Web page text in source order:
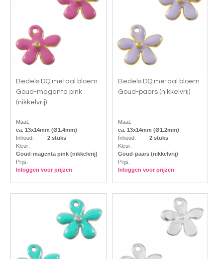
Bedels DQ metaal bloem
Goud-magenta pink
(nikkelvrij)
Maat:
ca. 13x14mm (Ø1.4mm)
Inhoud:
2 stuks
Kleur:
Goud-magenta pink (nikkelvrij)
Prijs:
Inloggen voor prijzen
Bedels DQ metaal bloem
Goud-paars (nikkelvrij)
Maat:
ca. 13x14mm (Ø1.2mm)
Inhoud:
2 stuks
Kleur:
Goud-paars (nikkelvrij)
Prijs:
Inloggen voor prijzen